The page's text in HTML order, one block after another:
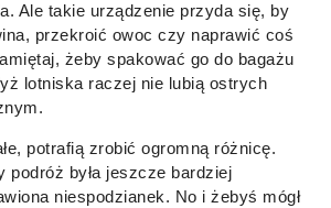
Ale takie urządzenie przyda się, by
przekroić owoc czy naprawić coś
żeby spakować go do bagażu
lotniska raczej nie lubią ostrych
potrafią zrobić ogromną różnicę.
podróż była jeszcze bardziej
niespodzianek. No i żebyś mógł